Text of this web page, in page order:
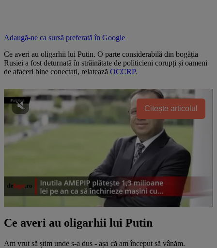
Adaugă-ne ca sursă preferată în Google
Ce averi au oligarhii lui Putin. O parte considerabilă din bogăția
Rusiei a fost deturnată în străinătate de politicieni corupți și oameni
de afaceri bine conectați, relatează OCCRP.
Citește articolul
Ce averi au oligarhii lui Putin
Am vrut să știm unde s-a dus - așa că am început să vânăm.